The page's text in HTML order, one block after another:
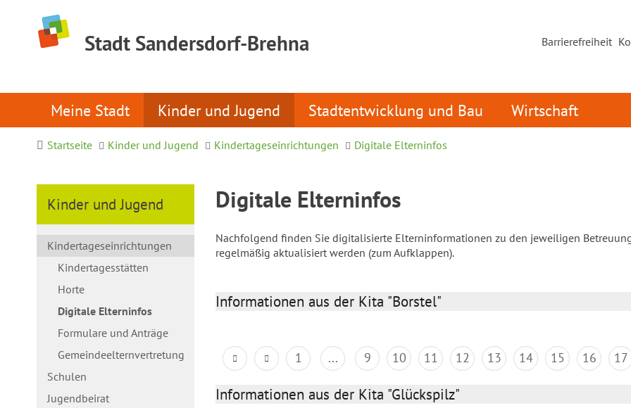
Stadt Sandersdorf-Brehna Barrierefreiheit
Meine Stadt Kinder und Jugend Stadtentwicklung und Bau Wirtschaft
Startseite Kinder und Jugend Kindertageseinrichtungen Digitale Elterninfos
Kinder und Jugend
Kindertageseinrichtungen
Kindertagesstätten
Horte
Digitale Elterninfos
Formulare und Anträge
Gemeindeelternvertretung
Schulen
Jugendbeirat
Digitale Elterninfos
Nachfolgend finden Sie digitalisierte Elterninformationen zu den jeweiligen
regelmäßig aktualisiert werden (zum Aufklappen).
Informationen aus der Kita "Borstel"
1 ... 9 10 11 12 13 14 15 16 17
Informationen aus der Kita "Glückspilz"